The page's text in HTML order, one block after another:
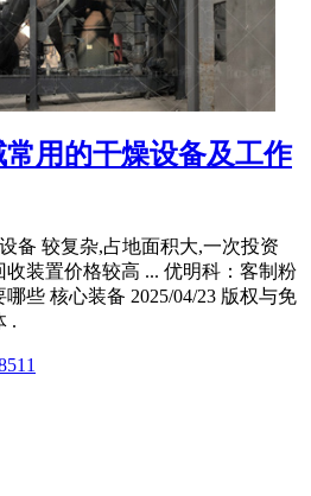
用的干燥设备及工作
备 较复杂,占地面积大,一次投资
收装置价格较高 ... 优明科：客制粉
些 核心装备 2025/04/23 版权与免
.